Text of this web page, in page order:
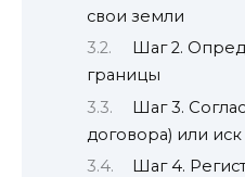
свои земли
Шаг 2.
границы
Шаг 3.
договора) или иск
Шаг 4.